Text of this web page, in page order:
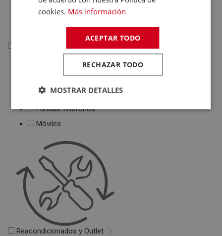
Telefonía
Accesorios Telefonía
Fundas Teléfonos
Móviles
Reacondicionados y Outlet
cookies. Más información
ACEPTAR TODO
RECHAZAR TODO
MOSTRAR DETALLES